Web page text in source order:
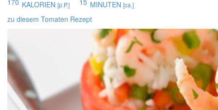
170 KALORIEN [p.P.] 15 MINUTEN [ca.]
zu diesem Tomaten Rezept